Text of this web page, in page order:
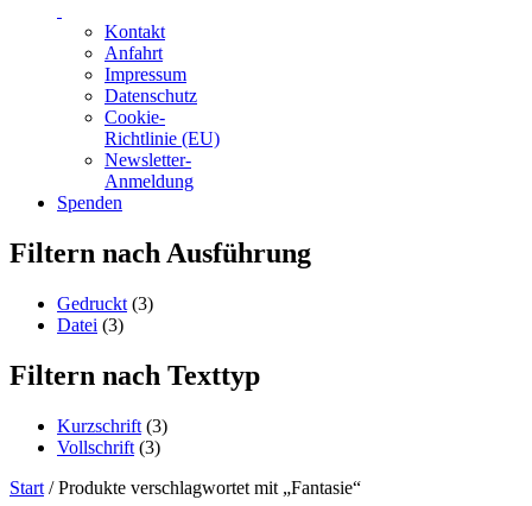
Kontakt
Anfahrt
Impressum
Datenschutz
Cookie-
Richtlinie (EU)
Newsletter-
Anmeldung
Spenden
Skip
to
Filtern nach Ausführung
Gedruckt (3)
Datei (3)
Filtern nach Texttyp
Kurzschrift (3)
Vollschrift (3)
Start / Produkte verschlagwortet mit „Fantasie“